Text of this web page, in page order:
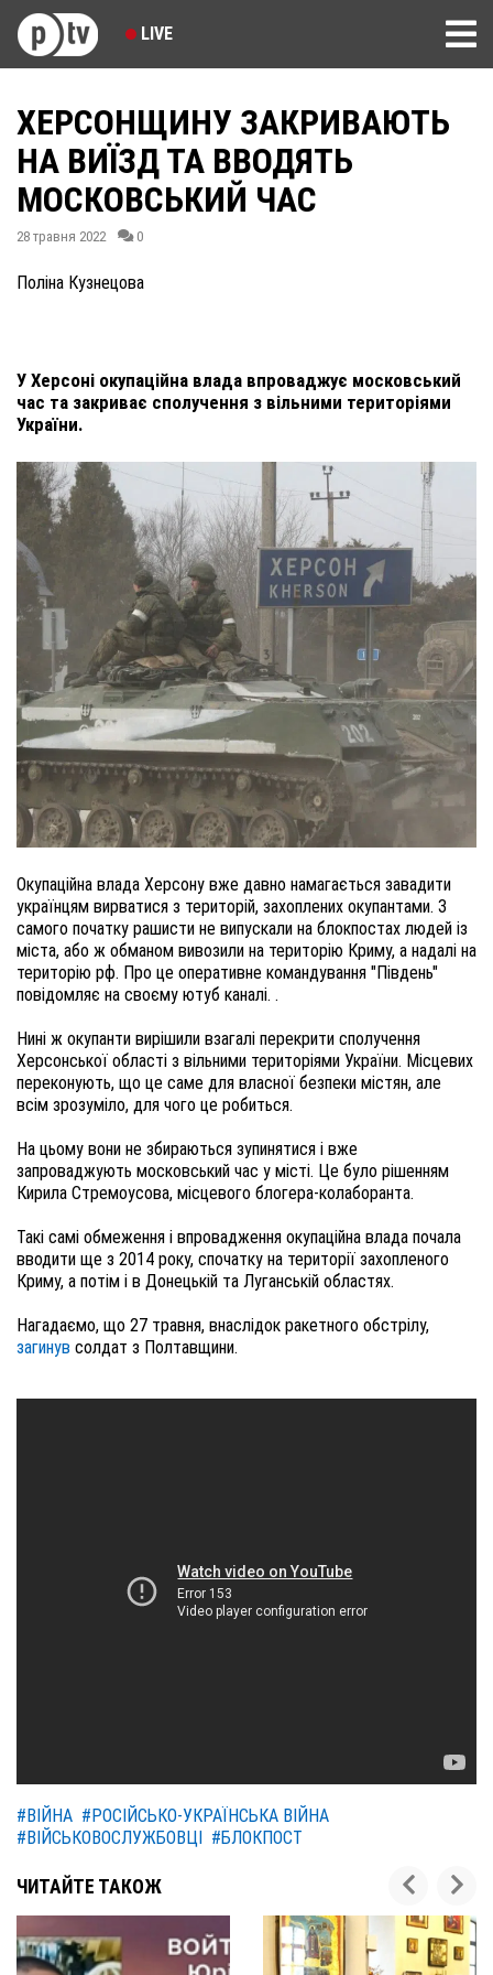
LIVE
ХЕРСОНЩИНУ ЗАКРИВАЮТЬ
НА ВИЇЗД ТА ВВОДЯТЬ
МОСКОВСЬКИЙ ЧАС
28 травня 2022 0
Поліна Кузнецова
У Херсоні окупаційна влада впроваджує московський
час та закриває сполучення з вільними територіями
України.
Окупаційна влада Херсону вже давно намагається завадити
українцям вирватися з територій, захоплених окупантами. З
самого початку рашисти не випускали на блокпостах людей із
міста, або ж обманом вивозили на територію Криму, а надалі на
територію рф. Про це оперативне командування "Південь"
повідомляє на своєму ютуб каналі. .
Нині ж окупанти вирішили взагалі перекрити сполучення
Херсонської області з вільними територіями України. Місцевих
переконують, що це саме для власної безпеки містян, але
всім зрозуміло, для чого це робиться.
На цьому вони не збираються зупинятися і вже
запроваджують московський час у місті. Це було рішенням
Кирила Стремоусова, місцевого блогера-колаборанта.
Такі самі обмеження і впровадження окупаційна влада почала
вводити ще з 2014 року, спочатку на території захопленого
Криму, а потім і в Донецькій та Луганській областях.
загинув солдат з Полтавщини.
#ВІЙНА #РОСІЙСЬКО-УКРАЇНСЬКА ВІЙНА
#ВІЙСЬКОВОСЛУЖБОВЦІ #БЛОКПОСТ
ЧИТАЙТЕ ТАКОЖ